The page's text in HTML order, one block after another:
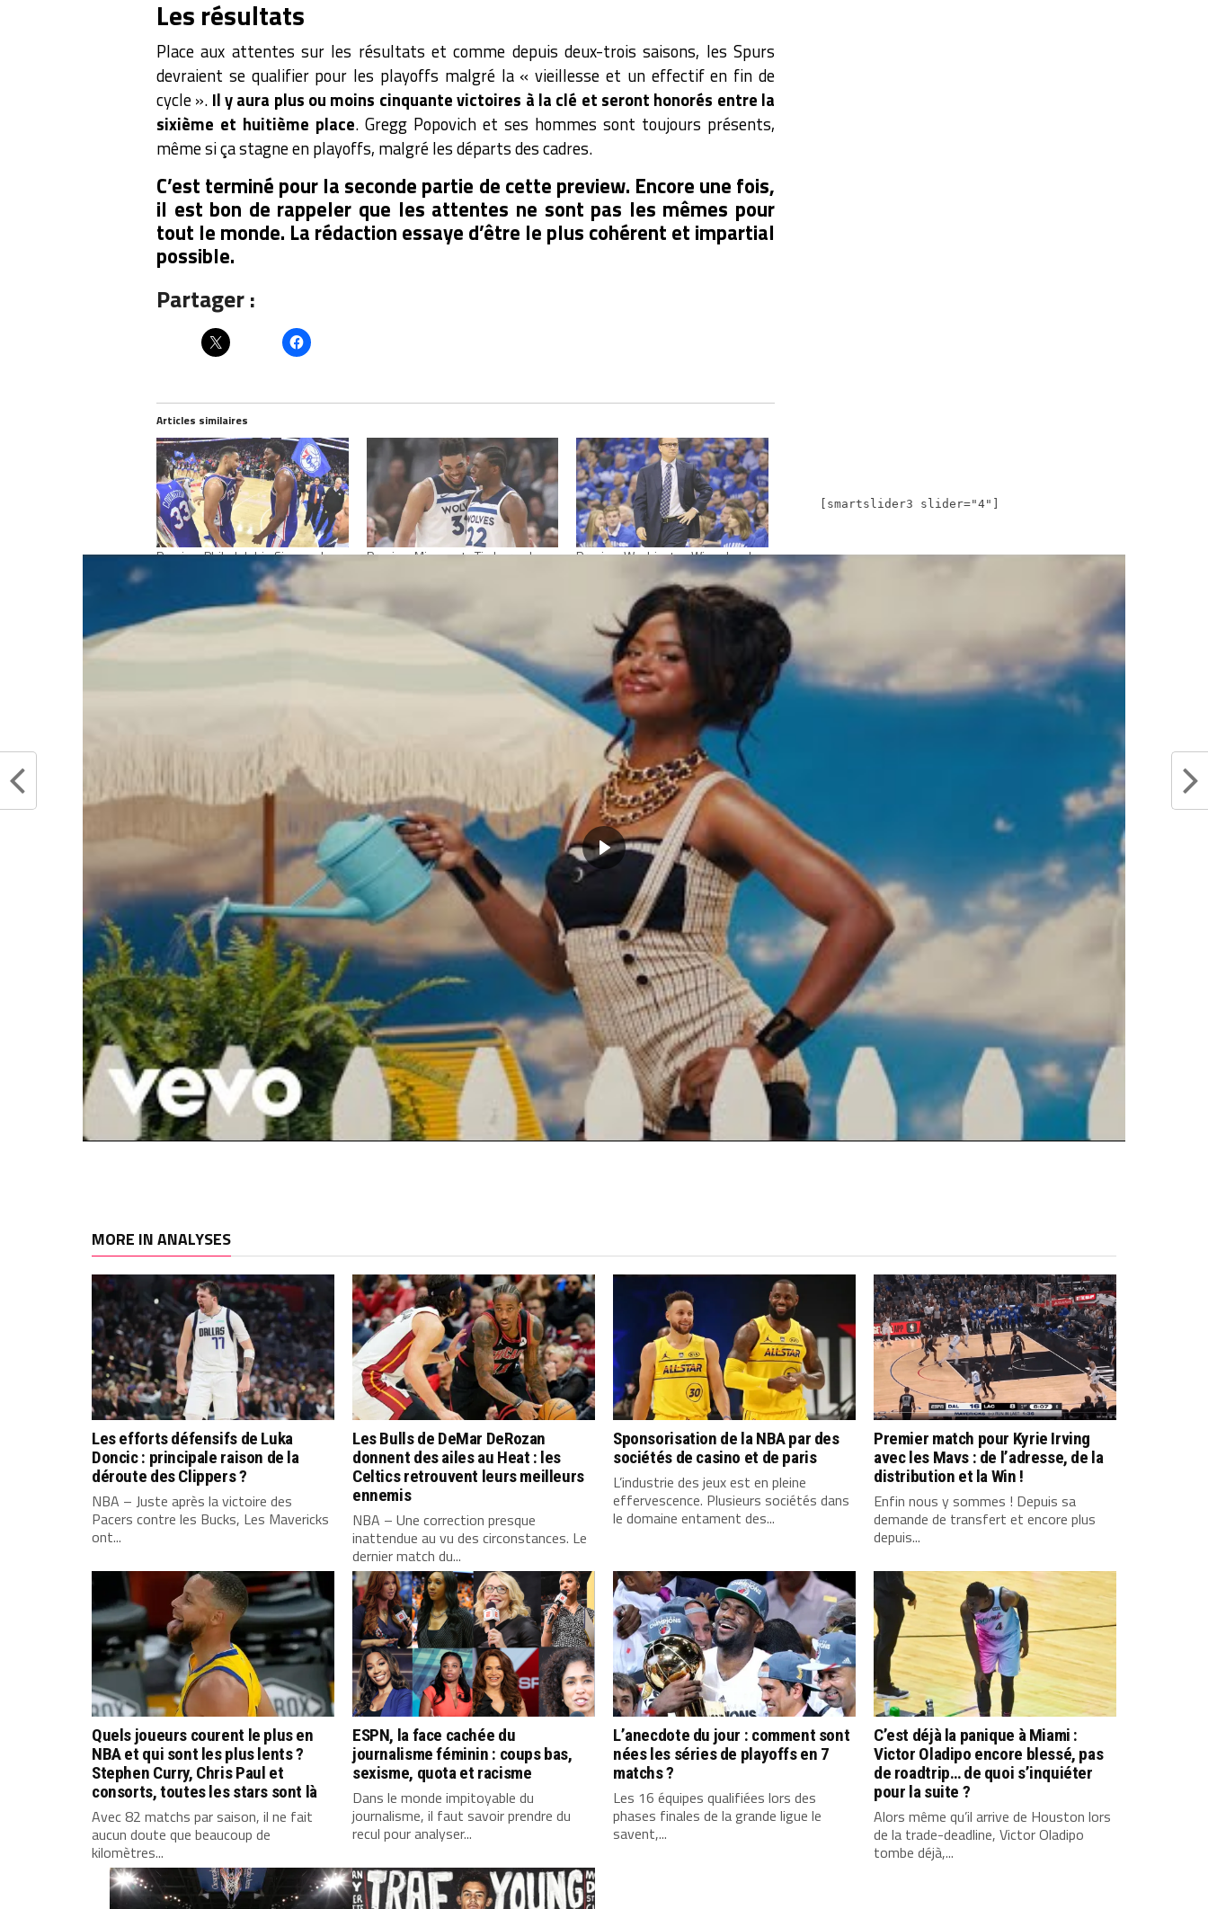
Les résultats
Place aux attentes sur les résultats et comme depuis deux-trois saisons, les Spurs
devraient se qualifier pour les playoffs malgré la « vieillesse et un effectif en fin de
cycle ». Il y aura plus ou moins cinquante victoires à la clé et seront honorés entre la
sixième et huitième place. Gregg Popovich et ses hommes sont toujours présents,
même si ça stagne en playoffs, malgré les départs des cadres.
C’est terminé pour la seconde partie de cette preview. Encore une fois,
il est bon de rappeler que les attentes ne sont pas les mêmes pour
tout le monde. La rédaction essaye d’être le plus cohérent et impartial
possible.
Partager :
Articles similaires
Preview Philadelphie Sixers – Les
attentes : Quel jeu et quels
résultats pour les 76ers ?
octobre 14, 2019
Preview Minnesota Timberwolves
Dans "Analyses"
Preview Washington Wizards – Les
attentes : quel jeu et quels résultats
pour les sorciers ?
septembre 23, 2019
Dans "Analyses"
LAMARCUS ALDRIDGE NBA
[smartslider3 slider="4"]
MORE IN ANALYSES
Les efforts défensifs de Luka
Doncic : principale raison de la
déroute des Clippers ?
NBA – Juste après la victoire des
Pacers contre les Bucks, Les Mavericks
ont...
Les Bulls de DeMar DeRozan
donnent des ailes au Heat : les
Celtics retrouvent leurs meilleurs
ennemis
NBA – Une correction presque
inattendue au vu des circonstances. Le
dernier match du...
Sponsorisation de la NBA par des
sociétés de casino et de paris
L’industrie des jeux est en pleine
effervescence. Plusieurs sociétés dans
le domaine entament des...
Premier match pour Kyrie Irving
avec les Mavs : de l’adresse, de la
distribution et la Win !
Enfin nous y sommes ! Depuis sa
demande de transfert et encore plus
depuis...
Quels joueurs courent le plus en
NBA et qui sont les plus lents ?
Stephen Curry, Chris Paul et
consorts, toutes les stars sont là
Avec 82 matchs par saison, il ne fait
aucun doute que beaucoup de
kilomètres...
ESPN, la face cachée du
journalisme féminin : coups bas,
sexisme, quota et racisme
Dans le monde impitoyable du
journalisme, il faut savoir prendre du
recul pour analyser...
L’anecdote du jour : comment sont
nées les séries de playoffs en 7
matchs ?
Les 16 équipes qualifiées lors des
phases finales de la grande ligue le
savent,...
C’est déjà la panique à Miami :
Victor Oladipo encore blessé, pas
de roadtrip… de quoi s’inquiéter
pour la suite ?
Alors même qu’il arrive de Houston lors
de la trade-deadline, Victor Oladipo
tombe déjà,...